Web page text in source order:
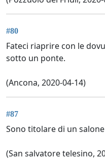
#80
Fateci riaprire con le
sotto un ponte.
(Ancona, 2020-04-14)
#87
Sono titolare di un
(San salvatore telesino,